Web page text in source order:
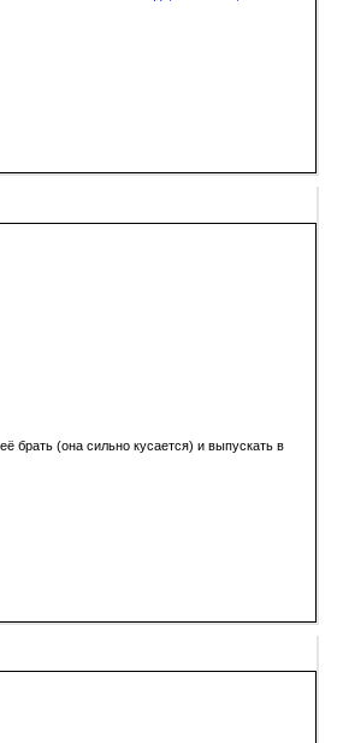
брать (она сильно кусается) и выпускать в